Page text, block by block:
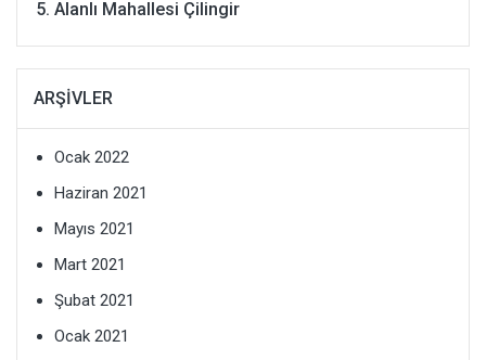
Alanlı Mahallesi Çilingir
ARŞIVLER
Ocak 2022
Haziran 2021
Mayıs 2021
Mart 2021
Şubat 2021
Ocak 2021